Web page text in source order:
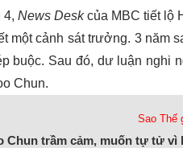
4,News Deskcủa MBC tiết lộ
một cảnh sát trưởng. 3 năm
buộc. Sau đó, dư luận nghi
Chun.
Sao Thế
Chun trầm cảm, muốn tự tử